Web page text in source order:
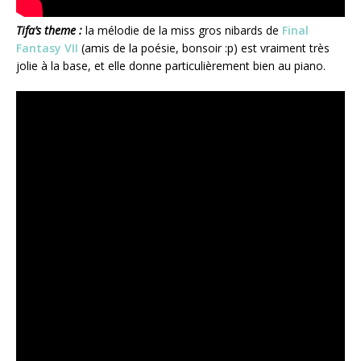
Tifa’s theme : la mélodie de la miss gros nibards de Final
Fantasy VII (amis de la poésie, bonsoir :p) est vraiment très
jolie à la base, et elle donne particulièrement bien au piano.